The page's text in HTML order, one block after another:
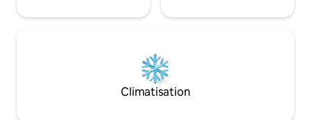
Climatisation